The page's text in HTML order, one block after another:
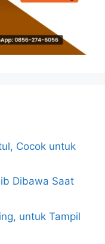
Cocok untuk
Dibawa Saat
untuk Tampil